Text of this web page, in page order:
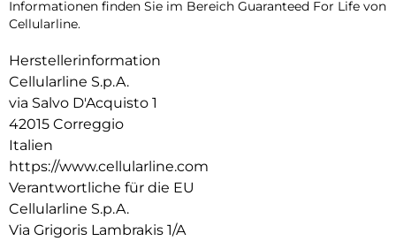
Informationen finden Sie im Bereich Guaranteed For Life von
Cellularline.
Herstellerinformation
Cellularline S.p.A.
via Salvo D'Acquisto 1
42015 Correggio
Italien
https://www.cellularline.com
Verantwortliche für die EU
Cellularline S.p.A.
Via Grigoris Lambrakis 1/A